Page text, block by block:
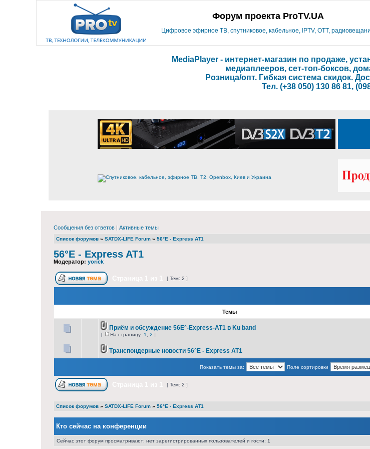
Форум проекта ProTV.UA
Цифровое эфирное ТВ, спутниковое, кабельное, IPTV, OTT,
MediaPlayer - интернет-магазин по продаже,
медиаплееров, сет-топ-боксов,
Розница/опт. Гибкая система скидок.
Тел. (+38 050) 130 86 81,
Сообщения без ответов | Активные темы
Список форумов » SATDX-LIFE Forum » 56°E - Express AT1
56°E - Express AT1
Модератор: yorick
[ Тем: 2 ]
Темы
Приём и обсуждение 56E°-Express-AT1 в Ku band
[ На страницу: 1 2 ]
Транспондерные новости 56°E - Express AT1
Показать темы за: Поле сортировки
[ Тем: 2 ]
Список форумов » SATDX-LIFE Forum » 56°E - Express AT1
Кто сейчас на конференции
Сейчас этот форум просматривают: нет зарегистрированных пользователей и гости: 1